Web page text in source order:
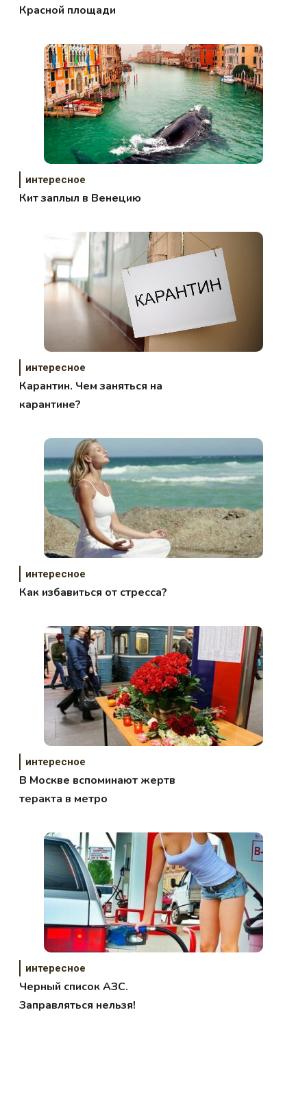
Красной площади
интересное
Кит заплыл в Венецию
интересное
Карантин. Чем заняться на
карантине?
интересное
Как избавиться от стресса?
интересное
В Москве вспоминают жертв
теракта в метро
интересное
Черный список АЗС.
Заправляться нельзя!